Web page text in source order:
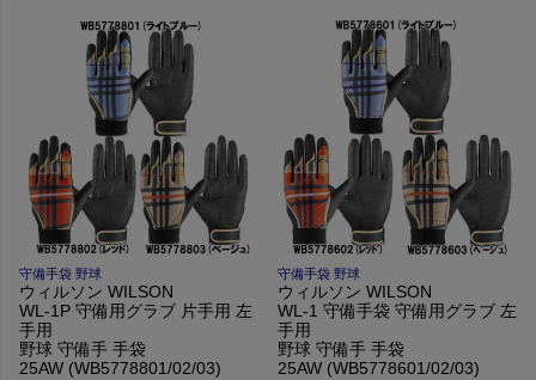
守備手袋 野球
ウィルソン WILSON
WL-1P 守備用グラブ 片手用 左
手用
野球 守備手 手袋
25AW (WB5778801/02/03)
守備手袋 野球
ウィルソン WILSON
WL-1 守備手袋 守備用グラブ 左
手用
野球 守備手 手袋
25AW (WB5778601/02/03)